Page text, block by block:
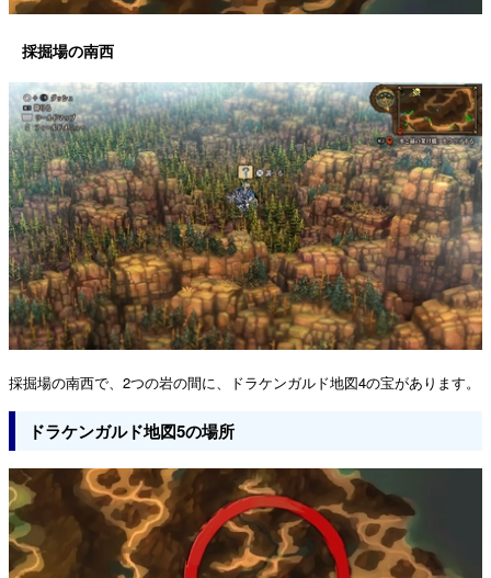
採掘場の南西
採掘場の南西で、2つの岩の間に、ドラケンガルド地図4の宝があります。
ドラケンガルド地図5の場所